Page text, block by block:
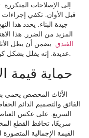
إلى الإصلاحات
قبل الأوان. تكفي إجراءات
جيدة البناء. يحدد هذا
المزيد من الضرر. هذا
الفندق
يضمن أن يظل
حماية قيمة
الأثاث المخصص يحمي
الفائق والتصميم الدائم
السريع. على عكس
سريعًا، تحافظ القطع
القيمة الإجمالية